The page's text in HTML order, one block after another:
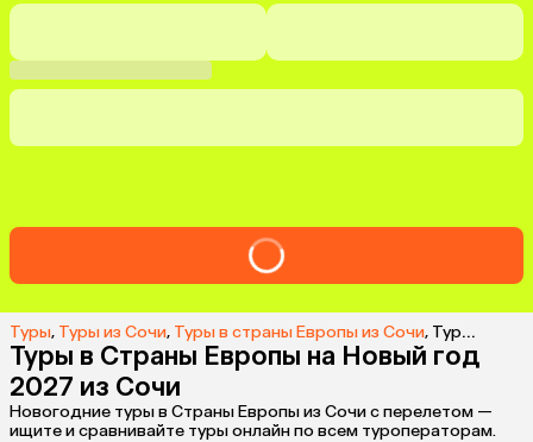
Туры, Туры из Сочи, Туры в cтраны Европы из Сочи, Туры в Страны Европы на Новый год 2027 из Сочи
Туры в Страны Европы на Новый год
2027 из Сочи
Новогодние туры в Страны Европы из Сочи с перелетом —
ищите и сравнивайте туры онлайн по всем туроператорам.